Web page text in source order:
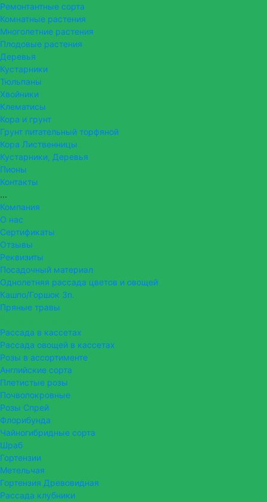
Ремонтантные сорта
Комнатные растения
Многолетние растения
Плодовые растения
Деревья
Кустарники
Тюльпаны
Хвойники
Клематисы
Кора и грунт
Грунт питательный торфяной
Кора Лиственницы
Кустарники, Деревья
Пионы
Контакты
...
Компания
О нас
Сертификаты
Отзывы
Реквизиты
Посадочный материал
Однолетняя рассада цветов и овощей
Кашпо/Горшок 3п.
Пряные травы
Рассада в кассетах
Рассада овощей в кассетах
Розы в ассортименте
Английские сорта
Плетистые розы
Почвопокровные
Розы Спрей
Флорибунда
Чайногибридные сорта
Шраб
Гортензии
Метельчая
Гортензия Древовидная
Рассада клубники